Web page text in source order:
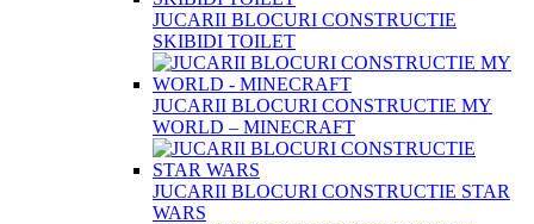
JUCARII BLOCURI CONSTRUCTIE
SKIBIDI TOILET
JUCARII BLOCURI CONSTRUCTIE MY
WORLD – MINECRAFT
JUCARII BLOCURI CONSTRUCTIE STAR
WARS